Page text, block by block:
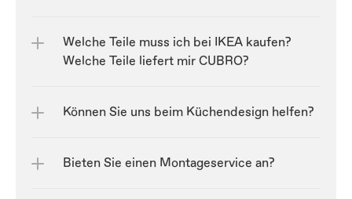
Welche Teile muss ich bei IKEA kaufen?
Welche Teile liefert mir CUBRO?
Können Sie uns beim Küchendesign helfen?
Bieten Sie einen Montageservice an?